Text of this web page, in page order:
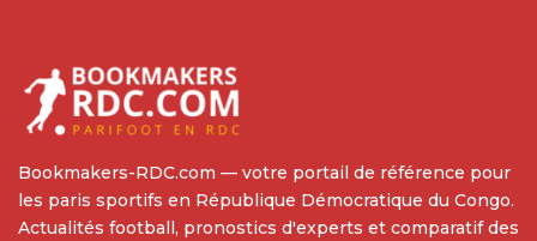
Bookmakers-RDC.com — votre portail de référence pour
les paris sportifs en République Démocratique du Congo.
Actualités football, pronostics d'experts et comparatif des